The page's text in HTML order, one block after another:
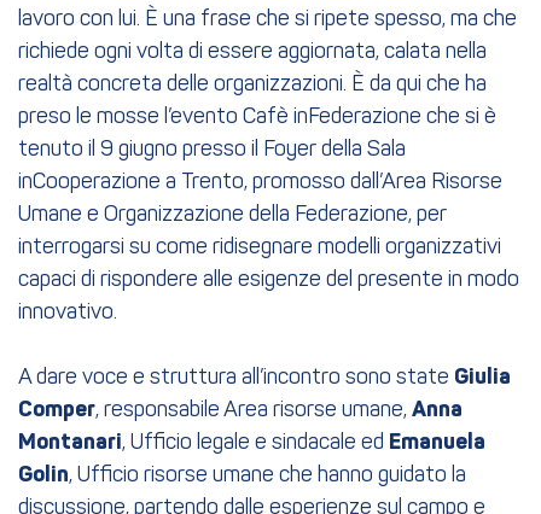
lavoro con lui. È una frase che si ripete spesso, ma che
richiede ogni volta di essere aggiornata, calata nella
realtà concreta delle organizzazioni. È da qui che ha
preso le mosse l’evento Cafè inFederazione che si è
tenuto il 9 giugno presso il Foyer della Sala
inCooperazione a Trento, promosso dall’Area Risorse
Umane e Organizzazione della Federazione, per
interrogarsi su come ridisegnare modelli organizzativi
capaci di rispondere alle esigenze del presente in modo
innovativo.
A dare voce e struttura all’incontro sono state Giulia
Comper, responsabile Area risorse umane, Anna
Montanari, Ufficio legale e sindacale ed Emanuela
Golin, Ufficio risorse umane che hanno guidato la
discussione, partendo dalle esperienze sul campo e